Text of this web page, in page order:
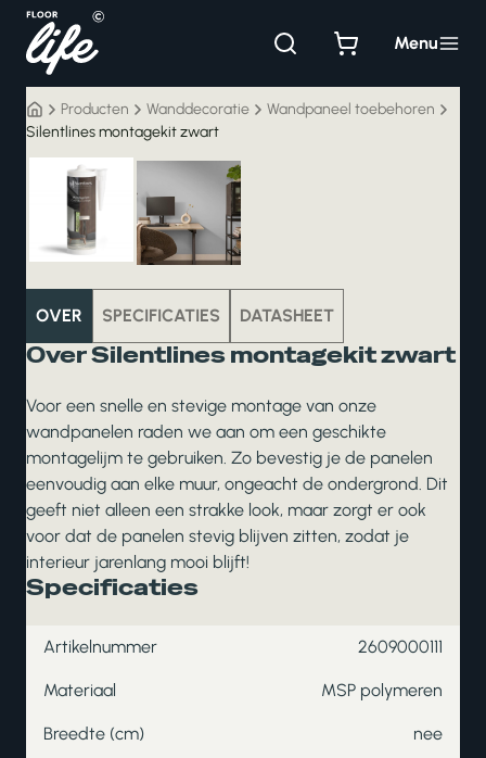
inhoud
Menu
Producten Wanddecoratie
Wandpaneel toebehoren
Silentlines montagekit zwart
wanddecoratie
OVER SPECIFICATIES DATASHEET
Over Silentlines montagekit zwart
Voor een snelle en stevige montage van onze
wandpanelen raden we aan om een geschikte
montagelijm te gebruiken. Zo bevestig je de panelen
eenvoudig aan elke muur, ongeacht de ondergrond. Dit
geeft niet alleen een strakke look, maar zorgt er ook
voor dat de panelen stevig blijven zitten, zodat je
interieur jarenlang mooi blijft!
Specificaties
Artikelnummer 2609000111
Materiaal MSP polymeren
Breedte (cm) nee